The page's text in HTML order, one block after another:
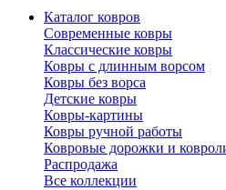
Каталог ковров
Современные ковры
Классические ковры
Ковры с длинным ворсом
Ковры без ворса
Детские ковры
Ковры-картины
Ковры ручной работы
Ковровые дорожки и
Распродажа
Все коллекции